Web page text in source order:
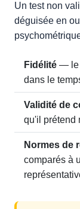
Un test non
déguisée en
Fidélité — le
dans le
Validité de
qu'il prétend
Normes de
comparés à